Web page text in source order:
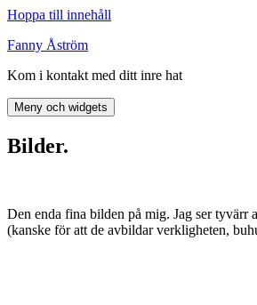
Hoppa till innehåll
Fanny Åström
Kom i kontakt med ditt inre hat
Meny och widgets
Bilder.
Den enda fina bilden på mig. Jag ser tyvärr
(kanske för att de avbildar verkligheten,